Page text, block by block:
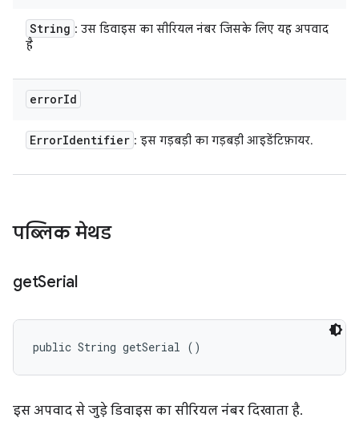
String : उस डिवाइस का सीरियल नंबर जिसके लिए यह अपवाद
है
errorId
ErrorIdentifier : इस गड़बड़ी का गड़बड़ी आइडेंटिफ़ायर.
पब्लिक मेथड
getSerial
public String getSerial ()
इस अपवाद से जुड़े डिवाइस का सीरियल नंबर दिखाता है.